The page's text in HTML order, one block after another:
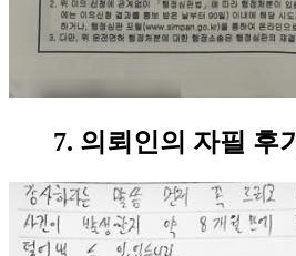
7. 의뢰인의 자필 후기